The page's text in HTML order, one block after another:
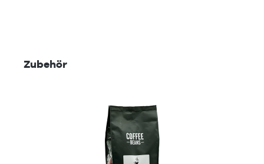
Produktgalerie überspringen
Zubehör